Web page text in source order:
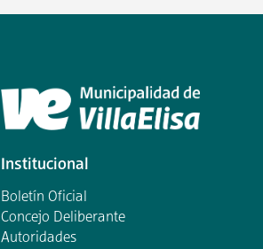
Institucional
Boletín Oficial
Concejo Deliberante
Autoridades